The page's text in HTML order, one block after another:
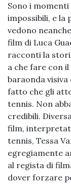
Sono i
impossibili, e la
vedono
film di Luca
racconti la
a che fare con
baraonda
fatto che gli
tennis. Non
credibili.
film,
tennis, Tessa
egregiamente
al regista di
dover forzare